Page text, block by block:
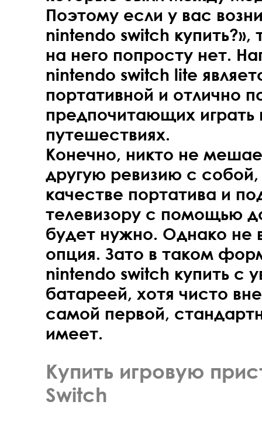
Поэтому если у вас
nintendo switch купить?»,
на него попросту нет.
nintendo switch lite
портативной и отлично
предпочитающих играть
путешествиях.
Конечно, никто не
другую ревизию с собой,
качестве портатива и
телевизору с помощью
будет нужно. Однако не
опция. Зато в таком
nintendo switch купить с
батареей, хотя чисто
самой первой,
имеет.
Купить игровую
Switch